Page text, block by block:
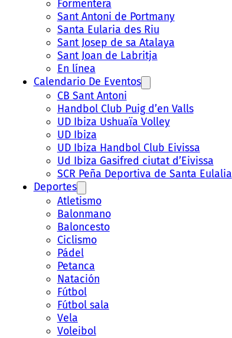
Formentera
Sant Antoni de Portmany
Santa Eularia des Riu
Sant Josep de sa Atalaya
Sant Joan de Labritja
En línea
Calendario De Eventos
CB Sant Antoni
Handbol Club Puig d’en Valls
UD Ibiza Ushuaïa Volley
UD Ibiza
UD Ibiza Handbol Club Eivissa
Ud Ibiza Gasifred ciutat d’Eivissa
SCR Peña Deportiva de Santa Eulalia
Deportes
Atletismo
Balonmano
Baloncesto
Ciclismo
Pádel
Petanca
Natación
Fútbol
Fútbol sala
Vela
Voleibol